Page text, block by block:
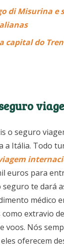
di Misurina e
capital do
o seguro
a Itália. Todo
euros para
te dará
médico
extravio
voos. Nós
oferecem